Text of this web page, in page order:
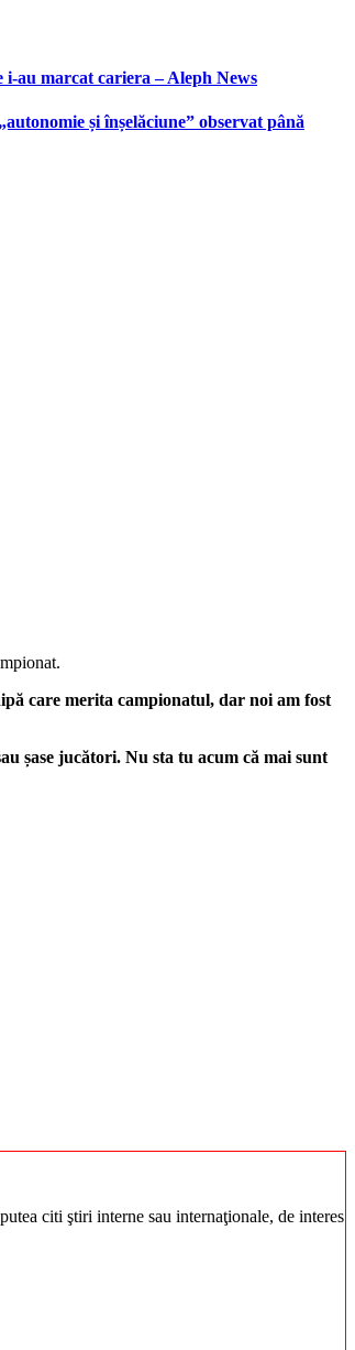
au marcat cariera – Aleph News
și înșelăciune” observat până
care merita campionatul, dar noi am fost
șase jucători. Nu sta tu acum că mai sunt
citi ştiri interne sau internaţionale, de interes